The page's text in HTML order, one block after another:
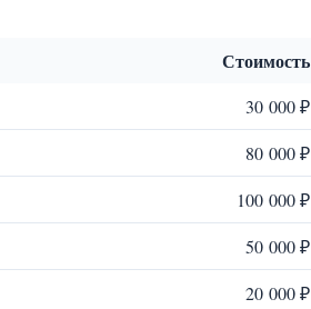
Стоимость
30 000 ₽
80 000 ₽
100 000 ₽
50 000 ₽
20 000 ₽